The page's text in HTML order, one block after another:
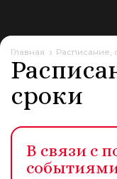
Главная Расписание,
сроки
В связи с